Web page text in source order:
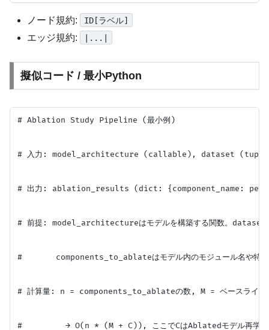
ノード規約: ID[ラベル]
エッジ規約: |...|
擬似コード / 最小Python
# Ablation Study Pipeline (最小例)
# 入力: model_architecture (callable), dataset
# 出力: ablation_results (dict: {component_name:
# 前提: model_architectureはモデルを構築する関数。
#       components_to_ablateはモデル内のモジュール名や特徴
# 計算量: n = components_to_ablateの数, M = ベースラインモ
#         → O(n * (M + C)), ここでCはAblatedモデル再学習の